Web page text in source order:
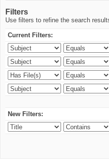
Filters
Use filters to refine the search
Current Filters:
New Filters: